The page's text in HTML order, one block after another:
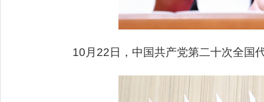
10月22日，中国共产党第二十次全国